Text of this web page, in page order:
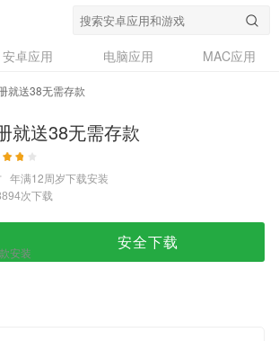
安卓应用 电脑应用
MAC应用
专题
就送38无需存款
就送38无需存款
年满12周岁下载安装
次下载
安装
安全下载